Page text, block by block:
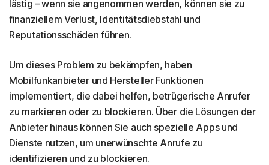
lästig – wenn sie angenommen werden, können sie zu
finanziellem Verlust, Identitätsdiebstahl und
Reputationsschäden führen.
Um dieses Problem zu bekämpfen, haben
Mobilfunkanbieter und Hersteller Funktionen
implementiert, die dabei helfen, betrügerische Anrufer
zu markieren oder zu blockieren. Über die Lösungen der
Anbieter hinaus können Sie auch spezielle Apps und
Dienste nutzen, um unerwünschte Anrufe zu
identifizieren und zu blockieren.